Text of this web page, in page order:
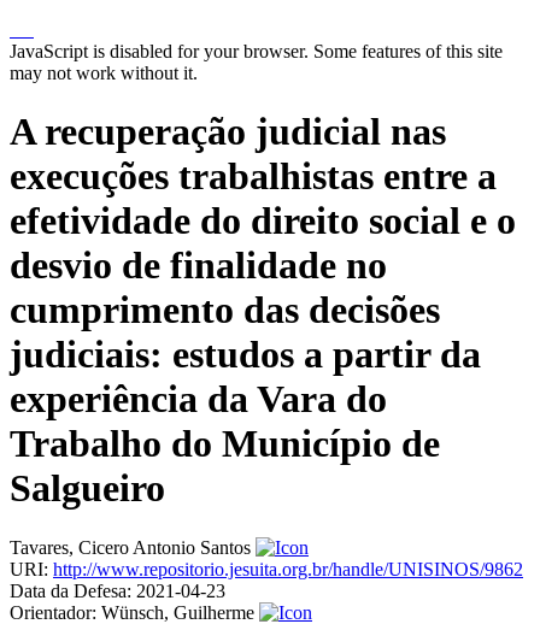
JavaScript is disabled for your browser. Some features of this site
may not work without it.
A recuperação judicial nas
execuções trabalhistas entre a
efetividade do direito social e o
desvio de finalidade no
cumprimento das decisões
judiciais: estudos a partir da
experiência da Vara do
Trabalho do Município de
Salgueiro
Tavares, Cicero Antonio Santos
URI: http://www.repositorio.jesuita.org.br/handle/UNISINOS/9862
Data da Defesa: 2021-04-23
Orientador: Wünsch, Guilherme